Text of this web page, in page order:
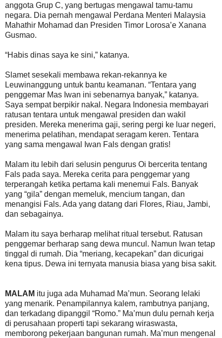
anggota Grup C, yang bertugas mengawal tamu-tamu
negara. Dia pernah mengawal Perdana Menteri Malaysia
Mahathir Mohamad dan Presiden Timor Lorosa’e Xanana
Gusmao.
“Habis dinas saya ke sini,” katanya.
Slamet sesekali membawa rekan-rekannya ke
Leuwinanggung untuk bantu keamanan. “Tentara yang
penggemar Mas Iwan ini sebenarnya banyak,” katanya.
Saya sempat berpikir nakal. Negara Indonesia membayari
ratusan tentara untuk mengawal presiden dan wakil
presiden. Mereka menerima gaji, sering pergi ke luar negeri,
menerima pelatihan, mendapat seragam keren. Tentara
yang sama mengawal Iwan Fals dengan gratis!
Malam itu lebih dari selusin pengurus Oi bercerita tentang
Fals pada saya. Mereka cerita para penggemar yang
terperangah ketika pertama kali menemui Fals. Banyak
yang “gila” dengan memeluk, mencium tangan, dan
menangisi Fals. Ada yang datang dari Flores, Riau, Jambi,
dan sebagainya.
Malam itu saya berharap melihat ritual tersebut. Ratusan
penggemar berharap sang dewa muncul. Namun Iwan tetap
tinggal di rumah. Dia “meriang, kecapekan” dan dicurigai
kena tipus. Dewa ini ternyata manusia biasa yang bisa sakit.
MALAM itu juga ada Muhamad Ma’mun. Seorang lelaki
yang menarik. Penampilannya kalem, rambutnya panjang,
dan terkadang dipanggil “Romo.” Ma’mun dulu pernah kerja
di perusahaan properti tapi sekarang wiraswasta,
memborong pekerjaan bangunan rumah. Ma’mun mengenal